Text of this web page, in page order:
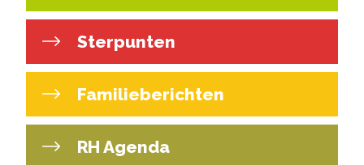
Sterpunten
Familieberichten
RH Agenda